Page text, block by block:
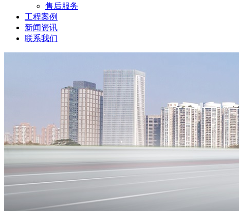
售后服务
工程案例
新闻资讯
联系我们